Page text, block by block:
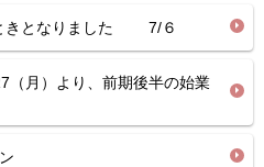
きとなりました 7/６
月）より、前期後半の始業